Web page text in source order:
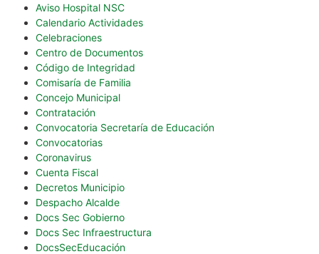
Aviso Hospital NSC
Calendario Actividades
Celebraciones
Centro de Documentos
Código de Integridad
Comisaría de Familia
Concejo Municipal
Contratación
Convocatoria Secretaría de Educación
Convocatorias
Coronavirus
Cuenta Fiscal
Decretos Municipio
Despacho Alcalde
Docs Sec Gobierno
Docs Sec Infraestructura
DocsSecEducación